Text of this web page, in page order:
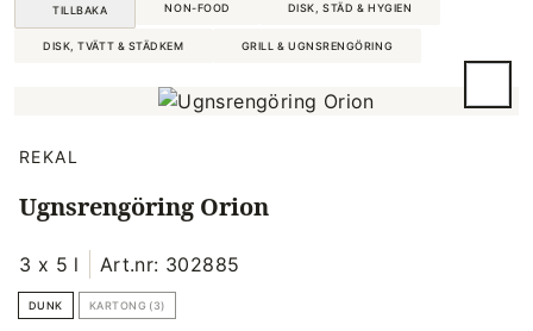
TILLBAKA NON-FOOD DISK, STÄD & HYGIEN
DISK, TVÄTT & STÄDKEM GRILL & UGNSRENGÖRING
REKAL
Ugnsrengöring Orion
3 x 5 l Art.nr: 302885
DUNK KARTONG (3)